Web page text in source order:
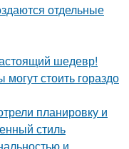
отдельные
шедевр!
стоить гораздо
планировку и
стиль
и